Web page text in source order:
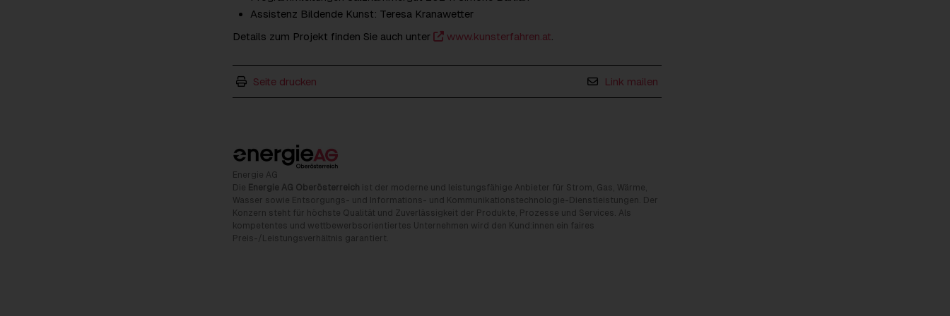
Assistenz Bildende Kunst: Teresa Kranawetter
Details zum Projekt finden Sie auch unter
www.kunsterfahren.at
Seite drucken Link mailen
Energie AG
Die Energie AG Oberösterreich ist der moderne und leistungsfähige Anbieter für Strom, Gas, Wärme,
Wasser sowie Entsorgungs- und Informations- und Kommunikationstechnologie-Dienstleistungen. Der
Konzern steht für höchste Qualität und Zuverlässigkeit der Produkte, Prozesse und Services. Als
kompetentes und wettbewerbsorientiertes Unternehmen wird den Kund:innen ein faires
Preis-/Leistungsverhältnis garantiert.